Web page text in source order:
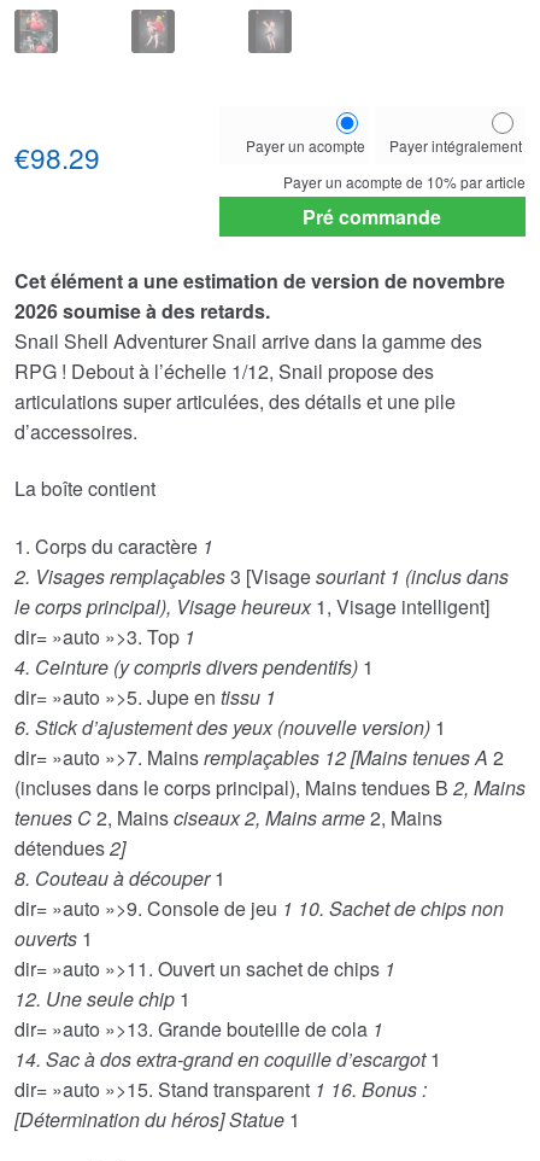
your
payment
Payer un acompte
Payer intégralement
Payer un acompte de 10%par article
Pré commande
€98.29
Cet élément a une estimation de version de novembre
2026 soumise à des retards.
Snail Shell Adventurer Snail arrive dans la gamme des
RPG ! Debout à l’échelle 1/12, Snail propose des
articulations super articulées, des détails et une pile
d’accessoires.
La boîte contient
1. Corps du caractère 1
2. Visages remplaçables3 [Visagesouriant 1 (inclus dans
le corps principal), Visage heureux1, Visage intelligent]
dir= »auto »>3. Top 1
4. Ceinture (y compris divers pendentifs) 1
dir= »auto »>5. Jupe en tissu 1
6. Stick d’ajustement des yeux (nouvelle version) 1
dir= »auto »>7. Mainsremplaçables 12 [Mains tenues A 2
(incluses dans le corps principal), Mains tendues B 2, Mains
tenues C2, Mainsciseaux2, Mains arme2, Mains
détendues2]
8. Couteau à découper1
dir= »auto »>9. Console de jeu 1 10. Sachet de chips non
ouverts 1
dir= »auto »>11. Ouvert un sachet de chips 1
12. Une seule chip 1
dir= »auto »>13. Grande bouteille de cola 1
14. Sac à dos extra-grand en coquille d’escargot1
dir= »auto »>15. Stand transparent 1 16. Bonus :
[Détermination du héros] Statue 1